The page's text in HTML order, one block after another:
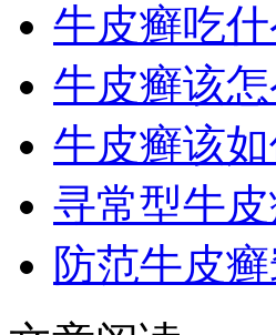
牛皮癣吃
牛皮癣该
牛皮癣该
寻常型牛
防范牛皮